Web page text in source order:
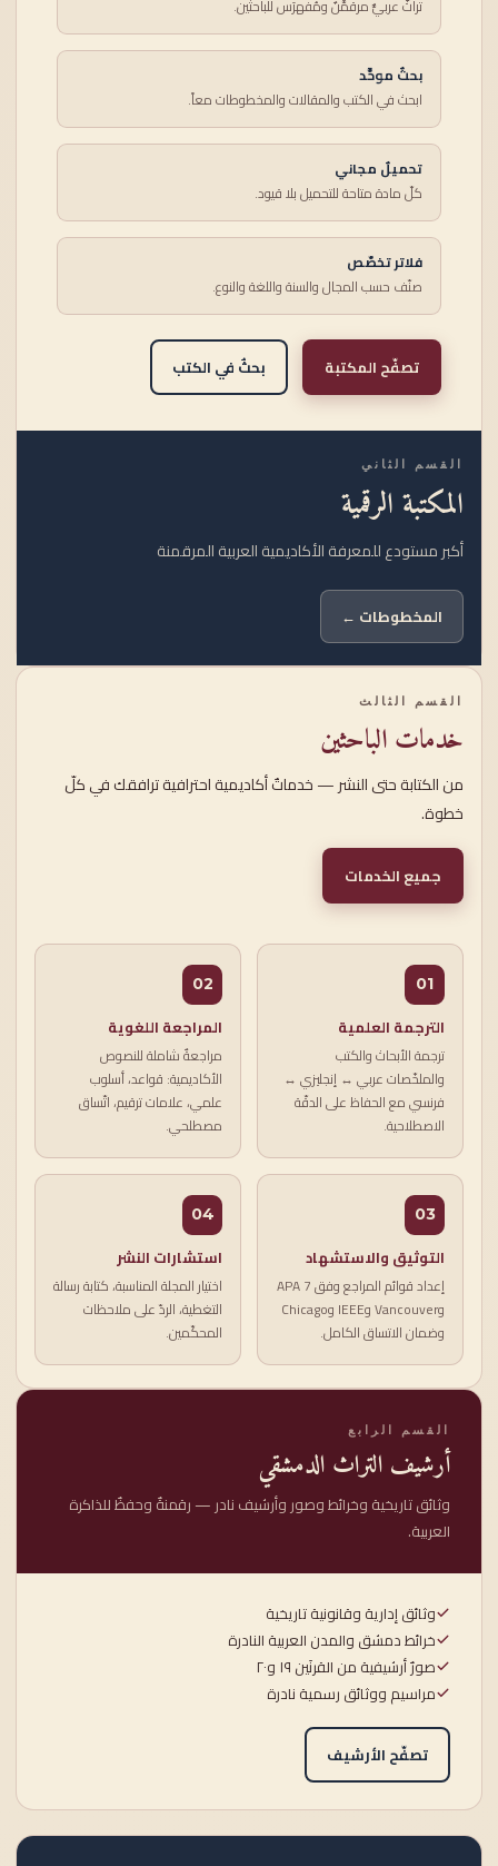
تراثٌ عربيٌّ مرقمَّنٌ ومُفهرَس للباحثين.
بحثٌ موحَّد
ابحث في الكتب والمقالات والمخطوطات معاً.
تحميلٌ مجاني
كلّ مادة متاحة للتحميل بلا قيود.
فلاتر تخصّص
صنّف حسب المجال والسنة واللغة والنوع.
تصفّح المكتبة بحثٌ في الكتب
القسم الثاني
المكتبة الرقمية
أكبر مستودع للمعرفة الأكاديمية العربية المرقمنة
المخطوطات ←
القسم الثالث
خدمات الباحثين
من الكتابة حتى النشر — خدماتٌ أكاديمية احترافية ترافقك في كلّ
خطوة.
جميع الخدمات
01
الترجمة العلمية
ترجمة الأبحاث والكتب
والملخّصات عربي ↔ إنجليزي ↔
فرنسي مع الحفاظ على الدقّة
الاصطلاحية.
02
المراجعة اللغوية
مراجعةٌ شاملة للنصوص
الأكاديمية: قواعد، أسلوب
علمي، علامات ترقيم، اتّساق
مصطلحي.
03
التوثيق والاستشهاد
إعداد قوائم المراجع وفق APA 7
وVancouver وIEEE وChicago
وضمان الاتساق الكامل.
04
استشارات النشر
اختيار المجلة المناسبة، كتابة رسالة
التغطية، الردّ على ملاحظات
المحكّمين.
القسم الرابع
أرشيف التراث الدمشقي
وثائق تاريخية وخرائط وصور وأرشيف نادر — رقمنةٌ وحفظٌ للذاكرة
العربية.
وثائق إدارية وقانونية تاريخية
خرائط دمشق والمدن العربية النادرة
صورٌ أرشيفية من القرنَين ١٩ و٢٠
مراسيم ووثائق رسمية نادرة
تصفّح الأرشيف